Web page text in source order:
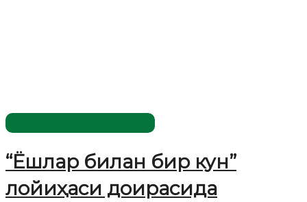
“Ёшлар билан бир кун”
лойиҳаси доирасида